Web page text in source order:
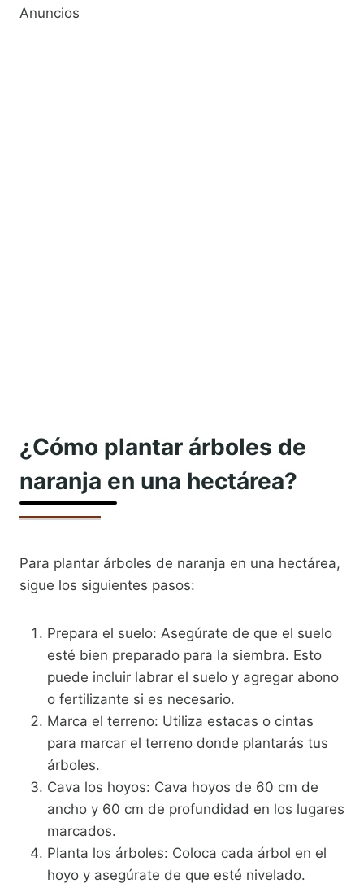
Anuncios
¿Cómo plantar árboles de
naranja en una hectárea?
Para plantar árboles de naranja en una hectárea,
sigue los siguientes pasos:
Prepara el suelo: Asegúrate de que el suelo
esté bien preparado para la siembra. Esto
puede incluir labrar el suelo y agregar abono
o fertilizante si es necesario.
Marca el terreno: Utiliza estacas o cintas
para marcar el terreno donde plantarás tus
árboles.
Cava los hoyos: Cava hoyos de 60 cm de
ancho y 60 cm de profundidad en los lugares
marcados.
Planta los árboles: Coloca cada árbol en el
hoyo y asegúrate de que esté nivelado.